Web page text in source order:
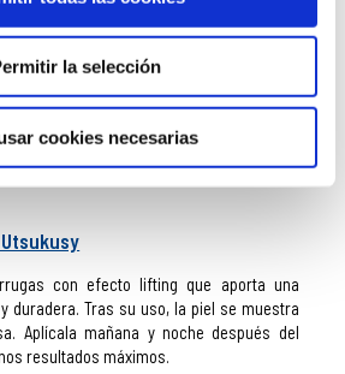
la selección
cookies necesarias
Utsukusy
que los ingredientes se dirijan a las
logrando la máxima eficacia. Es
un efecto lifting clave para reducir la
óvalo facial. Es el mejor aliado para las
con efecto lifting que aporta una
duradera. Tras su uso, la piel se muestra
Aplícala mañana y noche después del
resultados máximos.